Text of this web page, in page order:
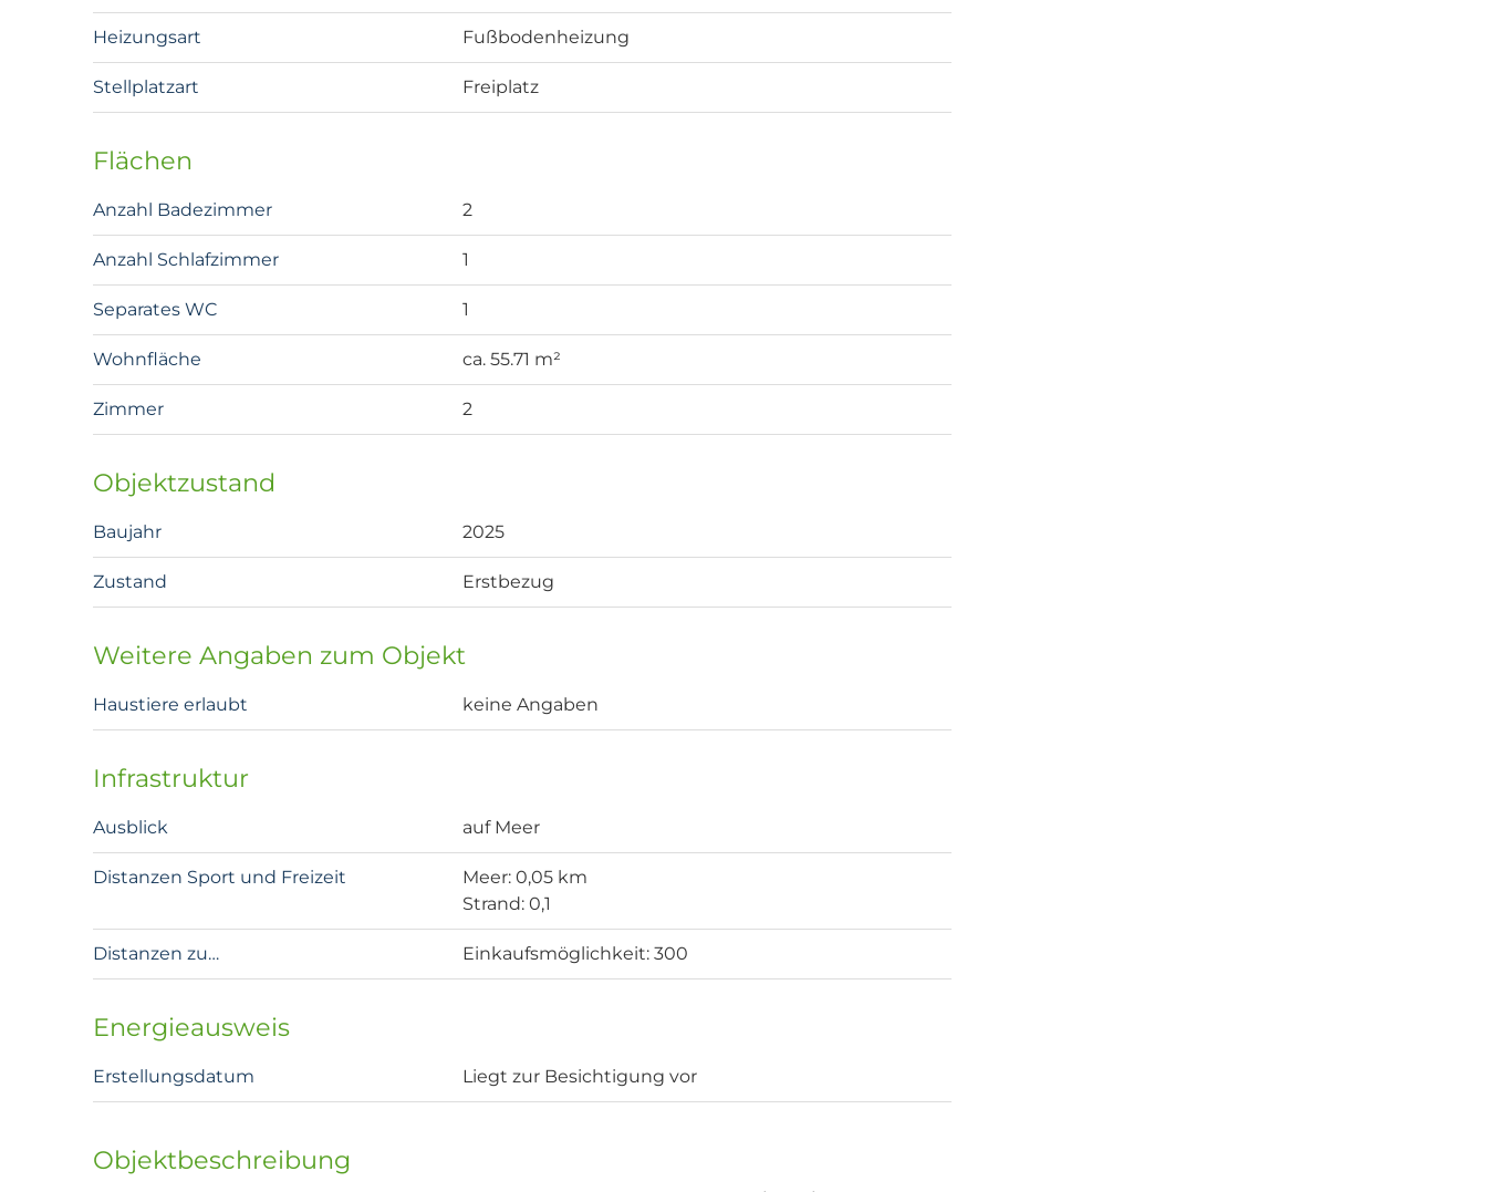
Heizungsart Fußbodenheizung
Stellplatzart Freiplatz
Flächen
Anzahl Badezimmer 2
Anzahl Schlafzimmer 1
Separates WC 1
Wohnfläche ca. 55.71 m²
Zimmer 2
Objektzustand
Baujahr 2025
Zustand Erstbezug
Weitere Angaben zum Objekt
Haustiere erlaubt keine Angaben
Infrastruktur
Ausblick auf Meer
Distanzen Sport und Freizeit
Meer: 0,05 km
Strand: 0,1
Distanzen zu… Einkaufsmöglichkeit: 300
Energieausweis
Erstellungsdatum Liegt zur Besichtigung vor
Objektbeschreibung